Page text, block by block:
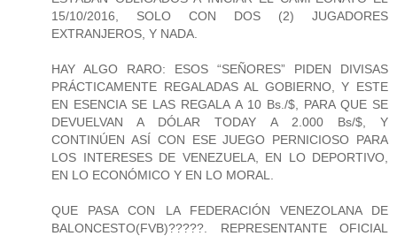
15/10/2016, SOLO CON DOS (2) JUGADORES
EXTRANJEROS, Y NADA.
HAY ALGO RARO: ESOS “SEÑORES” PIDEN DIVISAS
PRÁCTICAMENTE REGALADAS AL GOBIERNO, Y ESTE
EN ESENCIA SE LAS REGALA A 10 Bs./$, PARA QUE SE
DEVUELVAN A DÓLAR TODAY A 2.000 Bs/$, Y
CONTINÚEN ASÍ CON ESE JUEGO PERNICIOSO PARA
LOS INTERESES DE VENEZUELA, EN LO DEPORTIVO,
EN LO ECONÓMICO Y EN LO MORAL.
QUE PASA CON LA FEDERACIÓN VENEZOLANA DE
BALONCESTO(FVB)?????. REPRESENTANTE OFICIAL